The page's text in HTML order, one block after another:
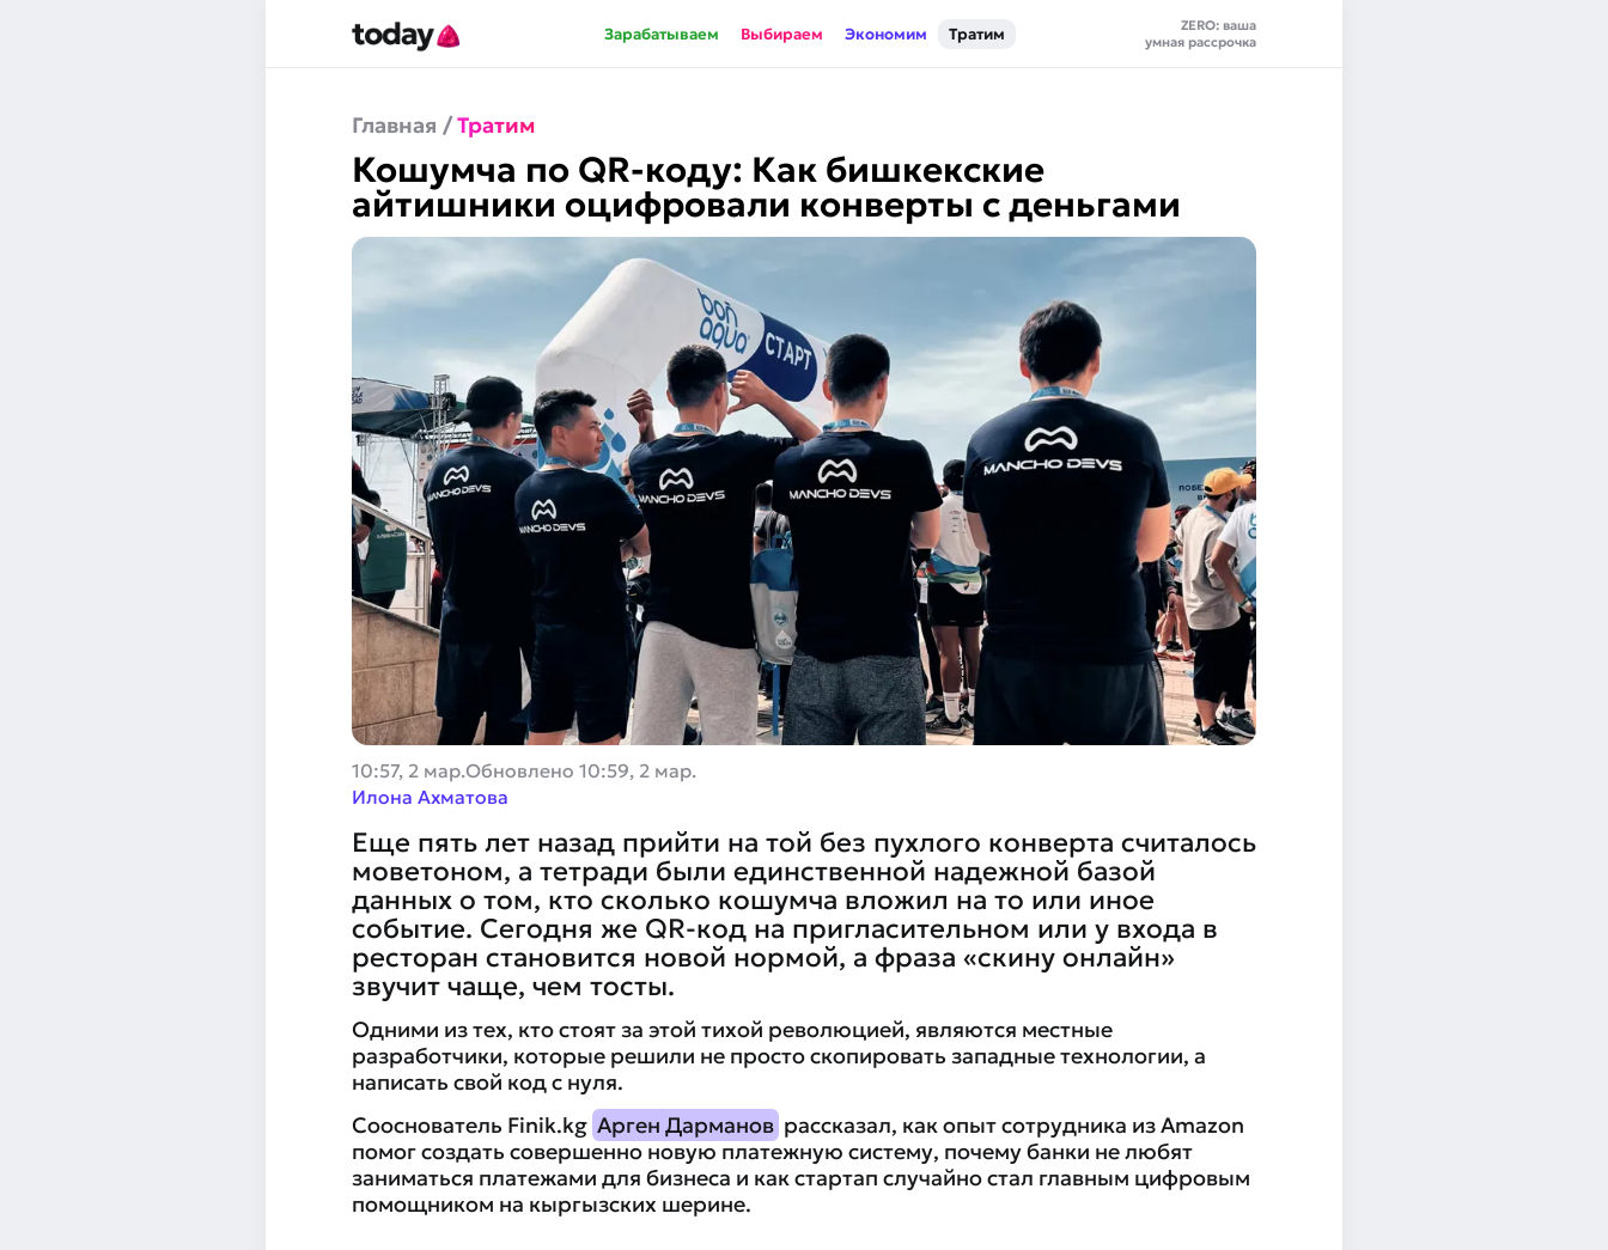
Зарабатываем Выбираем Экономим Тратим
ZERO: ваша
умная рассрочка
Главная /Тратим
Кошумча по QR-коду: Как бишкекские
айтишники оцифровали конверты с деньгами
10:57, 2 мар.Обновлено 10:59, 2 мар.
Илона Ахматова
Еще пять лет назад прийти на той без пухлого конверта считалось
моветоном, а тетради были единственной надежной базой
данных о том, кто сколько кошумча вложил на то или иное
событие. Сегодня же QR-код на пригласительном или у входа в
ресторан становится новой нормой, а фраза «скину онлайн»
звучит чаще, чем тосты.
Одними из тех, кто стоят за этой тихой революцией, являются местные
разработчики, которые решили не просто скопировать западные технологии, а
написать свой код с нуля.
Сооснователь Finik.kg Арген Дарманов рассказал, как опыт сотрудника из Amazon
помог создать совершенно новую платежную систему, почему банки не любят
заниматься платежами для бизнеса и как стартап случайно стал главным цифровым
помощником на кыргызских шерине.